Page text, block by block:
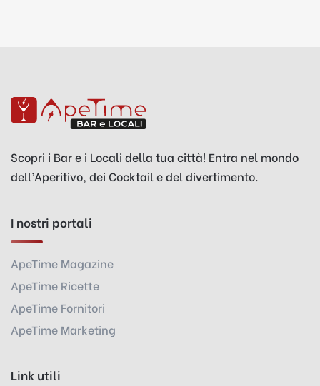
Scopri i Bar e i Locali della tua città! Entra nel mondo
dell’Aperitivo, dei Cocktail e del divertimento.
I nostri portali
ApeTime Magazine
ApeTime Ricette
ApeTime Fornitori
ApeTime Marketing
Link utili